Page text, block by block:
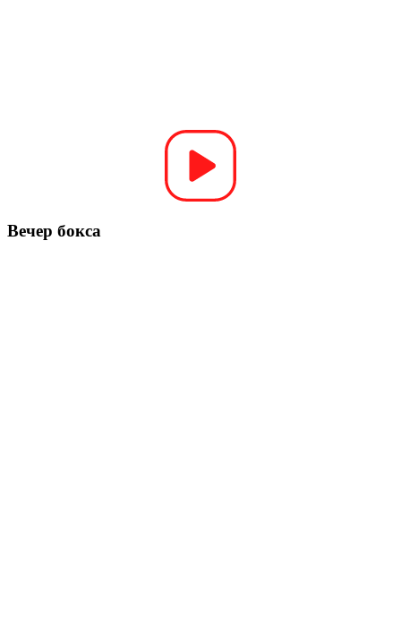
Вечер бокса